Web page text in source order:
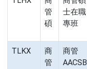
管
碩
士在職
專班
TLKX
商
管
商管
AACSB